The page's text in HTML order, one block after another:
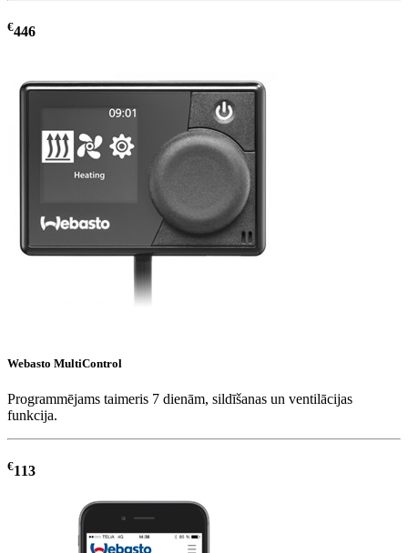
€446
Webasto MultiControl
Programmējams taimeris 7 dienām, sildīšanas un ventilācijas
funkcija.
€113